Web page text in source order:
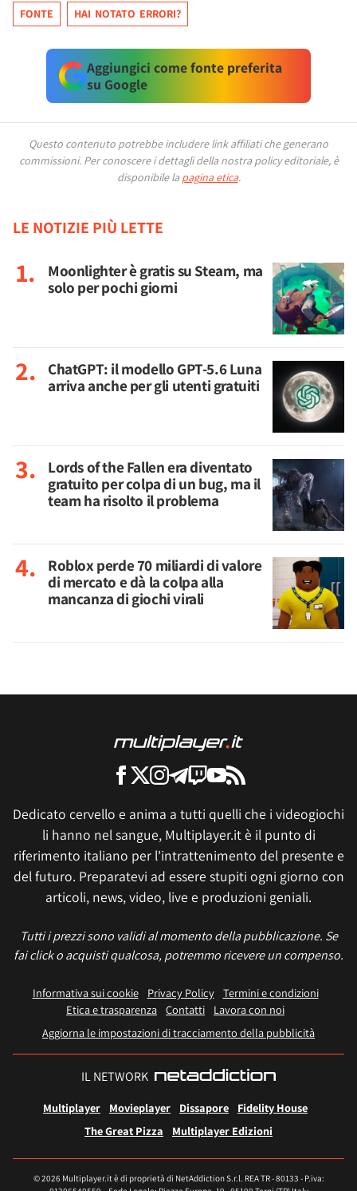
FONTE HAI NOTATO ERRORI?
Aggiungici come fonte preferita
su Google
Questo contenuto potrebbe includere link affiliati che generano
commissioni. Per conoscere i dettagli della nostra policy editoriale, è
disponibile la pagina etica.
LE NOTIZIE PIÙ LETTE
Moonlighter è gratis su Steam, ma
solo per pochi giorni
ChatGPT: il modello GPT-5.6 Luna
arriva anche per gli utenti gratuiti
Lords of the Fallen era diventato
gratuito per colpa di un bug, ma il
team ha risolto il problema
Roblox perde 70 miliardi di valore
di mercato e dà la colpa alla
mancanza di giochi virali
Dedicato cervello e anima a tutti quelli che i videogiochi
li hanno nel sangue, Multiplayer.it è il punto di
riferimento italiano per l'intrattenimento del presente e
del futuro. Preparatevi ad essere stupiti ogni giorno con
articoli, news, video, live e produzioni geniali.
Tutti i prezzi sono validi al momento della pubblicazione. Se
fai click o acquisti qualcosa, potremmo ricevere un compenso.
Informativa sui cookie Privacy Policy
Termini e condizioni
Etica e trasparenza Contatti
Lavora con noi
Aggiorna le impostazioni di tracciamento della pubblicità
IL NETWORK
Multiplayer Movieplayer Dissapore
Fidelity House
The Great Pizza
Multiplayer Edizioni
© 2026 Multiplayer.it è di proprietà di NetAddiction S.r.l. REA TR - 80133 - P.iva: